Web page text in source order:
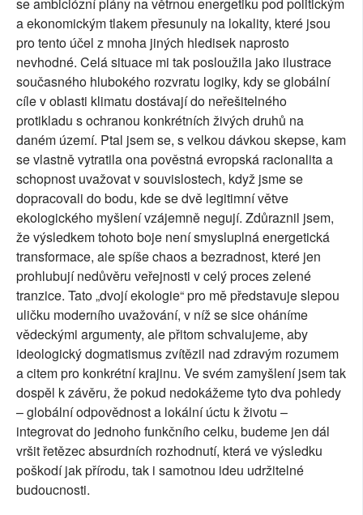
se ambiciózní plány na větrnou energetiku pod politickým
a ekonomickým tlakem přesunuly na lokality, které jsou
pro tento účel z mnoha jiných hledisek naprosto
nevhodné. Celá situace mi tak posloužila jako ilustrace
současného hlubokého rozvratu logiky, kdy se globální
cíle v oblasti klimatu dostávají do neřešitelného
protikladu s ochranou konkrétních živých druhů na
daném území. Ptal jsem se, s velkou dávkou skepse, kam
se vlastně vytratila ona pověstná evropská racionalita a
schopnost uvažovat v souvislostech, když jsme se
dopracovali do bodu, kde se dvě legitimní větve
ekologického myšlení vzájemně negují. Zdůraznil jsem,
že výsledkem tohoto boje není smysluplná energetická
transformace, ale spíše chaos a bezradnost, které jen
prohlubují nedůvěru veřejnosti v celý proces zelené
tranzice. Tato „dvojí ekologie“ pro mě představuje slepou
uličku moderního uvažování, v níž se sice oháníme
vědeckými argumenty, ale přitom schvalujeme, aby
ideologický dogmatismus zvítězil nad zdravým rozumem
a citem pro konkrétní krajinu. Ve svém zamyšlení jsem tak
dospěl k závěru, že pokud nedokážeme tyto dva pohledy
– globální odpovědnost a lokální úctu k životu –
integrovat do jednoho funkčního celku, budeme jen dál
vršit řetězec absurdních rozhodnutí, která ve výsledku
poškodí jak přírodu, tak i samotnou ideu udržitelné
budoucnosti.